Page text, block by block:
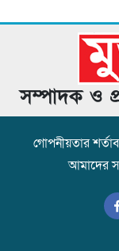
সম্পাদক ও
গোপনীয়তার
আমাদের